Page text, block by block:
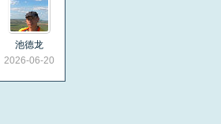
池德龙
2026-06-20